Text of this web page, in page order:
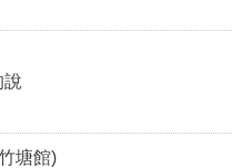
說
塘館)